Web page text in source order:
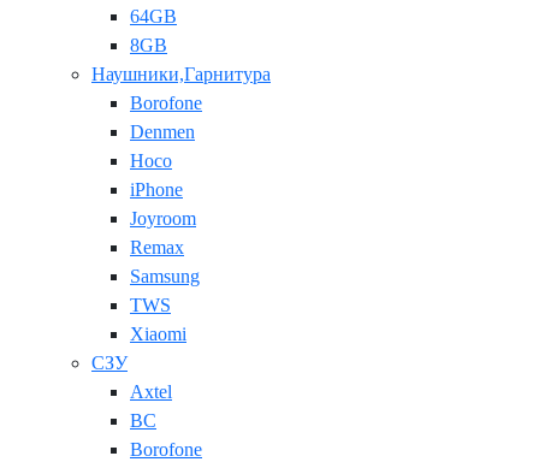
64GB
8GB
Наушники,Гарнитура
Borofone
Denmen
Hoco
iPhone
Joyroom
Remax
Samsung
TWS
Xiaomi
СЗУ
Axtel
BC
Borofone